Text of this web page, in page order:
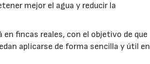
mejor el agua y reducir la
fincas reales, con el objetivo de que
aplicarse de forma sencilla y útil en